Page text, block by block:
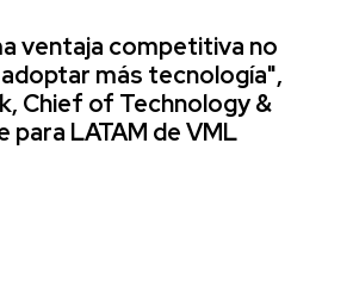
ventaja competitiva no
más tecnología",
Chief of Technology &
para LATAM de VML